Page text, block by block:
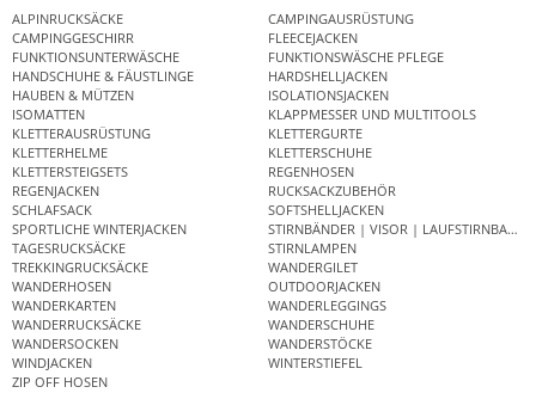
ALPINRUCKSÄCKE
CAMPINGAUSRÜSTUNG
CAMPINGGESCHIRR
FLEECEJACKEN
FUNKTIONSUNTERWÄSCHE
FUNKTIONSWÄSCHE PFLEGE
HANDSCHUHE & FÄUSTLINGE
HARDSHELLJACKEN
HAUBEN & MÜTZEN
ISOLATIONSJACKEN
ISOMATTEN
KLAPPMESSER UND MULTITOOLS
KLETTERAUSRÜSTUNG
KLETTERGURTE
KLETTERHELME
KLETTERSCHUHE
KLETTERSTEIGSETS
REGENHOSEN
REGENJACKEN
RUCKSACKZUBEHÖR
SCHLAFSACK
SOFTSHELLJACKEN
SPORTLICHE WINTERJACKEN
STIRNBÄNDER | VISOR | LAUFSTIRNBAND
TAGESRUCKSÄCKE
STIRNLAMPEN
TREKKINGRUCKSÄCKE
WANDERGILET
WANDERHOSEN
OUTDOORJACKEN
WANDERKARTEN
WANDERLEGGINGS
WANDERRUCKSÄCKE
WANDERSCHUHE
WANDERSOCKEN
WANDERSTÖCKE
WINDJACKEN
WINTERSTIEFEL
ZIP OFF HOSEN